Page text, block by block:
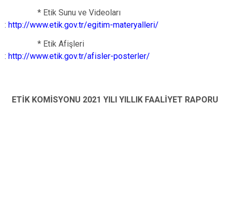
* Etik Sunu ve Videoları
: http://www.etik.gov.tr/egitim-materyalleri/
* Etik Afişleri
: http://www.etik.gov.tr/afisler-posterler/
ETİK KOMİSYONU 2021 YILI YILLIK FAALİYET RAPORU